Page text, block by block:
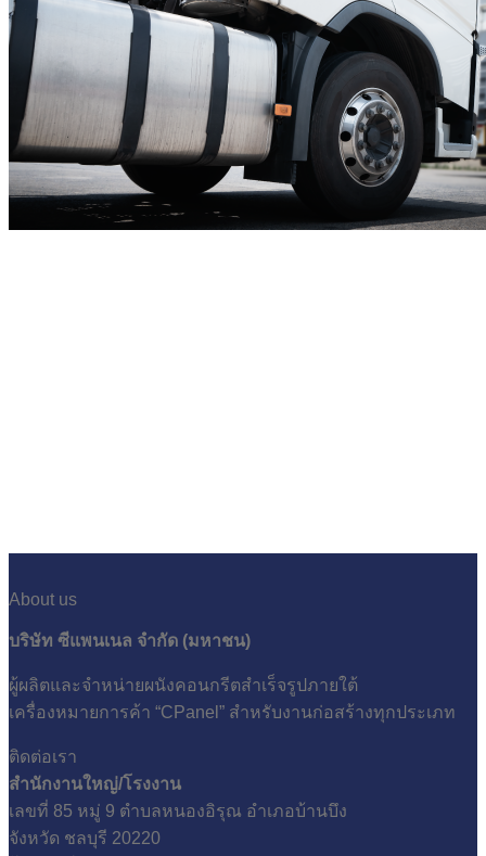
About us
บริษัท ซีแพนเนล จำกัด (มหาชน)
ผู้ผลิตและจำหน่ายผนังคอนกรีตสำเร็จรูปภายใต้
เครื่องหมายการค้า “CPanel” สำหรับงานก่อสร้างทุกประเภท
ติดต่อเรา
สำนักงานใหญ่/โรงงาน
เลขที่ 85 หมู่ 9 ตำบลหนองอิรุณ อำเภอบ้านบึง
จังหวัด ชลบุรี 20220